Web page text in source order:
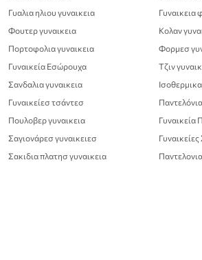
Γυαλια ηλιου γυναικεια
Φουτερ γυναικεια
Πορτοφολια γυναικεια
Γυναικεία Εσώρουχα
Σανδαλια γυναικεια
Γυναικείεσ τσάντεσ
Πουλοβερ γυναικεια
Σαγιονάρεσ γυναικειεσ
Σακιδια πλατησ γυναικεια
Γυναικεια
Κολαν
Φορμεσ
Τζιν
Γυναικεία